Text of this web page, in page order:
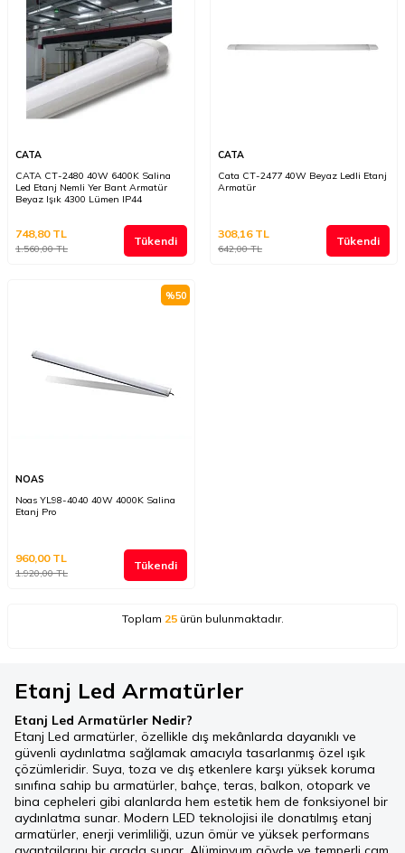
CATA
CATA CT-2480 40W 6400K Salina
Led Etanj Nemli Yer Bant Armatür
Beyaz Işık 4300 Lümen IP44
1.560,00TL
748,80TL Tükendi
CATA
Cata CT-2477 40W Beyaz Ledli Etanj
Armatür
642,00TL
308,16TL Tükendi
%50
NOAS
Noas YL98-4040 40W 4000K Salina
Etanj Pro
1.920,00TL
960,00TL Tükendi
Toplam 25ürün bulunmaktadır.
Etanj Led Armatürler
Etanj Led Armatürler Nedir?
Etanj Led armatürler, özellikle dış mekânlarda dayanıklı ve
güvenli aydınlatma sağlamak amacıyla tasarlanmış özel ışık
çözümleridir. Suya, toza ve dış etkenlere karşı yüksek koruma
sınıfına sahip bu armatürler, bahçe, teras, balkon, otopark ve
bina cepheleri gibi alanlarda hem estetik hem de fonksiyonel bir
aydınlatma sunar. Modern LED teknolojisi ile donatılmış etanj
armatürler, enerji verimliliği, uzun ömür ve yüksek performans